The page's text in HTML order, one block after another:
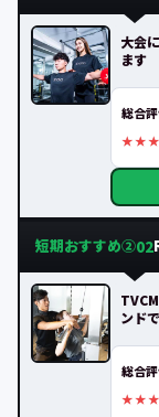
大会
ます
総合
短期おすすめ②02
ンド
総合